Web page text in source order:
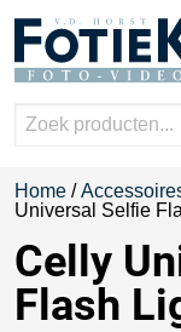
Home /
Universal Selfie
Celly
Flash